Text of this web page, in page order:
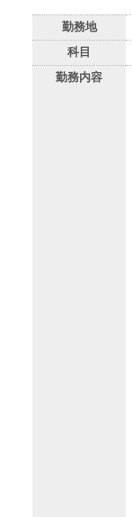
勤務地
科目
勤務内容